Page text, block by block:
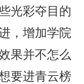
光彩夺目的
，增加学院
果并不怎么
要进青云榜